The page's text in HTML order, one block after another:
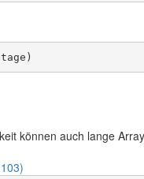
können auch lange